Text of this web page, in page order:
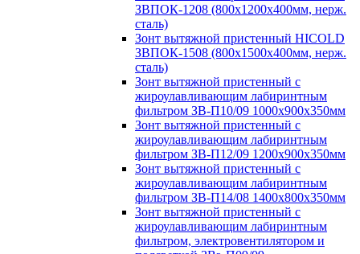
ЗВПОК-1208 (800х1200х400мм, нерж.
сталь)
Зонт вытяжной пристенный HICOLD
ЗВПОК-1508 (800х1500х400мм, нерж.
сталь)
Зонт вытяжной пристенный с
жироулавливающим лабиринтным
фильтром ЗВ-П10/09 1000х900х350мм
Зонт вытяжной пристенный с
жироулавливающим лабиринтным
фильтром ЗВ-П12/09 1200х900х350мм
Зонт вытяжной пристенный с
жироулавливающим лабиринтным
фильтром ЗВ-П14/08 1400х800х350мм
Зонт вытяжной пристенный с
жироулавливающим лабиринтным
фильтром, электровентилятором и